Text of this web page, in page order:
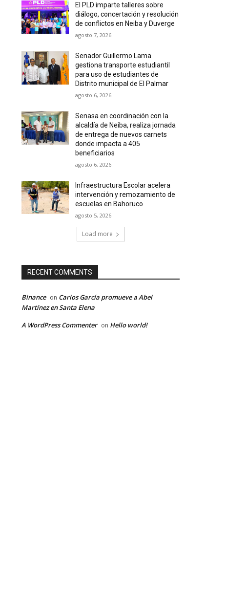
El PLD imparte talleres sobre
diálogo, concertación y resolución
de conflictos en Neiba y Duverge
agosto 7, 2026
Senador Guillermo Lama
gestiona transporte estudiantil
para uso de estudiantes de
Distrito municipal de El Palmar
agosto 6, 2026
Senasa en coordinación con la
alcaldía de Neiba, realiza jornada
de entrega de nuevos carnets
donde impacta a 405
beneficiarios
agosto 6, 2026
Infraestructura Escolar acelera
intervención y remozamiento de
escuelas en Bahoruco
agosto 5, 2026
Load more
RECENT COMMENTS
Binance on Carlos García promueve a Abel
Martínez en Santa Elena
A WordPress Commenter on Hello world!